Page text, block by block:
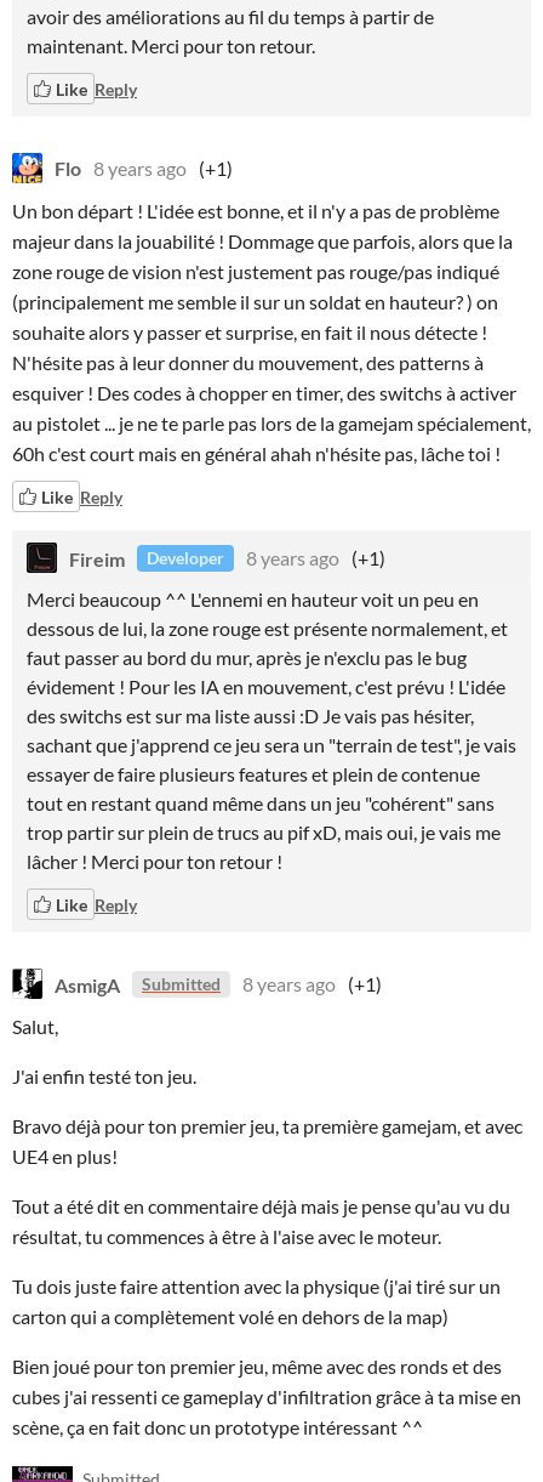
avoir des améliorations au fil du temps à partir de
maintenant. Merci pour ton retour.
Like Reply
Flo 8 years ago (+1)
Un bon départ ! L'idée est bonne, et il n'y a pas de problème
majeur dans la jouabilité ! Dommage que parfois, alors que la
zone rouge de vision n'est justement pas rouge/pas indiqué
(principalement me semble il sur un soldat en hauteur? ) on
souhaite alors y passer et surprise, en fait il nous détecte !
N'hésite pas à leur donner du mouvement, des patterns à
esquiver ! Des codes à chopper en timer, des switchs à activer
au pistolet ... je ne te parle pas lors de la gamejam spécialement,
60h c'est court mais en général ahah n'hésite pas, lâche toi !
Like Reply
Fireim Developer 8 years ago (+1)
Merci beaucoup ^^ L'ennemi en hauteur voit un peu en
dessous de lui, la zone rouge est présente normalement, et
faut passer au bord du mur, après je n'exclu pas le bug
évidement ! Pour les IA en mouvement, c'est prévu ! L'idée
des switchs est sur ma liste aussi :D Je vais pas hésiter,
sachant que j'apprend ce jeu sera un "terrain de test", je vais
essayer de faire plusieurs features et plein de contenue
tout en restant quand même dans un jeu "cohérent" sans
trop partir sur plein de trucs au pif xD, mais oui, je vais me
lâcher ! Merci pour ton retour !
Like Reply
AsmigA Submitted 8 years ago (+1)
Salut,
J'ai enfin testé ton jeu.
Bravo déjà pour ton premier jeu, ta première gamejam, et avec
UE4 en plus!
Tout a été dit en commentaire déjà mais je pense qu'au vu du
résultat, tu commences à être à l'aise avec le moteur.
Tu dois juste faire attention avec la physique (j'ai tiré sur un
carton qui a complètement volé en dehors de la map)
Bien joué pour ton premier jeu, même avec des ronds et des
cubes j'ai ressenti ce gameplay d'infiltration grâce à ta mise en
scène, ça en fait donc un prototype intéressant ^^